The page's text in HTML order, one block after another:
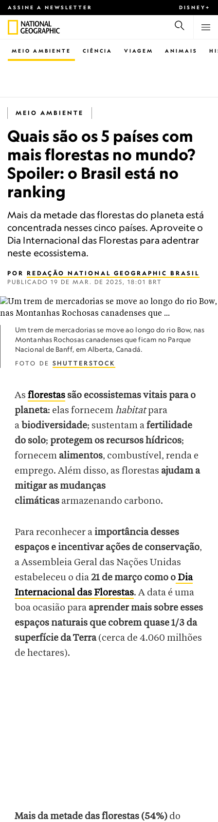
ASSINE A NEWSLETTER DISNEY+
CIÊNCIA VIAGEM ANIMAIS
MEIO AMBIENTE
MEIO AMBIENTE
Quais são os 5 países com
mais florestas no mundo?
Spoiler: o Brasil está no
ranking
Mais da metade das florestas do planeta está
concentrada nesses cinco países. Aproveite o
Dia Internacional das Florestas para adentrar
neste ecossistema.
POR REDAÇÃO NATIONAL GEOGRAPHIC BRASIL
PUBLICADO 19 DE MAR. DE 2025, 18:01 BRT
Um trem de mercadorias se move ao longo do rio Bow, nas
Montanhas Rochosas canadenses que ficam no Parque
Nacional de Banff, em Alberta, Canadá.
FOTO DE SHUTTERSTOCK
As florestas são ecossistemas vitais para o
planeta: elas fornecemhabitatpara
a biodiversidade; sustentam afertilidade
do solo; protegem os recursos hídricos;
fornecem alimentos, combustível, renda e
emprego. Além disso, as florestas ajudam a
mitigar as mudanças
climáticas armazenando carbono.
Para reconhecer a importância desses
espaços e incentivar ações de conservação,
a Assembleia Geral das Nações Unidas
estabeleceu o dia21 de março como o Dia
Internacional das Florestas. A data é uma
boa ocasião para aprender mais sobre esses
espaços naturais que cobrem quase 1/3 da
superfície da Terra(cerca de 4.060 milhões
de hectares).
Mais da metade das florestas (54%) do